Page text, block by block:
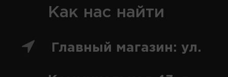
Как нас найти
Главный магазин: ул.